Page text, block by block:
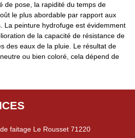
de pose, la rapidité du temps de
le plus abordable par rapport aux
La peinture hydrofuge est évidemment
de la capacité de résistance de
des eaux de la pluie. Le résultat de
ou bien coloré, cela dépend de
faitage Le Rousset 71220